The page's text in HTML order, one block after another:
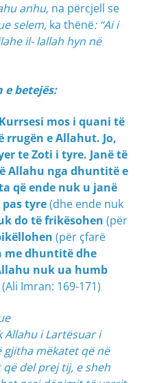
anhu, na përcjell se
selem, ka thënë: “Ai i
il- lallah hyn në
e betejës:
Kurrsesi mos i quani të
rrugën e Allahut. Jo,
te Zoti i tyre. Janë të
Allahu nga dhuntitë e
që ende nuk u janë
pas tyre(dhe ende nuk
do të frikësohen(për
(për çfarë
me dhuntitë dhe
nuk ua humb
(Ali Imran: 169-171)
Allahu i Lartësuar i
gjitha mëkatet që në
del prej tij, e sheh